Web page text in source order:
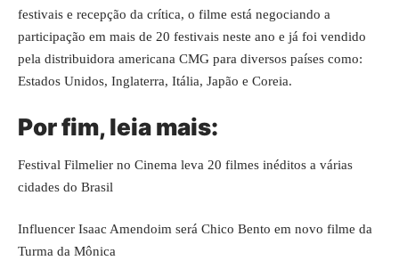
festivais e recepção da crítica, o filme está negociando a
participação em mais de 20 festivais neste ano e já foi vendido
pela distribuidora americana CMG para diversos países como:
Estados Unidos, Inglaterra, Itália, Japão e Coreia.
Por fim, leia mais:
Festival Filmelier no Cinema leva 20 filmes inéditos a várias
cidades do Brasil
Influencer Isaac Amendoim será Chico Bento em novo filme da
Turma da Mônica